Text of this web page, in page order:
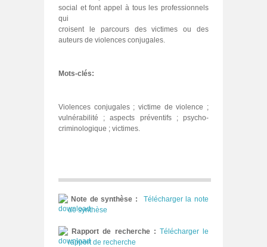
social et font appel à tous les professionnels
qui
croisent le parcours des victimes ou des
auteurs de violences conjugales.
Mots-clés:
Violences conjugales ; victime de violence ;
vulnérabilité ; aspects préventifs ; psycho-
criminologique ; victimes.
Note de synthèse :
Télécharger la note
de synthèse
Rapport de recherche : Télécharger le
rapport de recherche